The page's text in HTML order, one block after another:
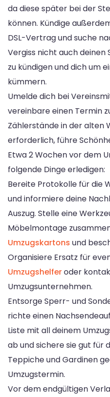
da diese später bei der
können. Kündige
DSL-Vertrag und suche
Vergiss nicht auch
zu kündigen und dich um
kümmern.
Umelde dich bei
vereinbare einen Termin
Zählerstände in der alten
erforderlich, führe
Etwa 2 Wochen vor dem
folgende Dinge erledigen:
Bereite Protokolle für die
und informiere deine
Auszug. Stelle eine
Möbelmontage
Umzugskartons und
Organisiere Ersatz für
Umzugshelferoder
Umzugsunternehmen.
Entsorge Sperr- und
richte einen
Liste mit all deinem
ab und sichere sie gut für
Teppiche und Gardinen
Umzugstermin.
Vor dem endgültigen